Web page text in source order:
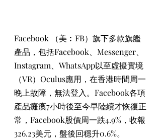
Facebook （美︰FB）旗下多款旗艦
產品，包括Facebook、Messenger、
Instagram、WhatsApp以至虛擬實境
（VR）Oculus應用，在香港時間周一
晚上故障，無法登入。Facebook各項
產品癱瘓7小時後至今早陸續才恢復正
常，Facebook股價周一跌4.9%，收報
326.23美元，盤後回穩升0.6%。